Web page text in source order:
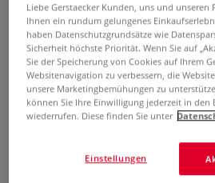
PENTEL® NEO-SABLE
Synthetikpinsel,
ZBNR
0 Bewertungen
Liebe Gerstaecker Kunden, uns und unseren
Ihnen ein rundum gelungenes
haben Datenschutzgrundsätze wie
Sicherheit höchste Priorität. Wenn Sie auf
Sie der Speicherung von Cookies auf Ihrem
Websitenavigation zu verbessern, die
unsere Marketingbemühungen zu
können Sie Ihre Einwilligung jederzeit in den
wiederrufen. Diese finden Sie unter
Einstellungen